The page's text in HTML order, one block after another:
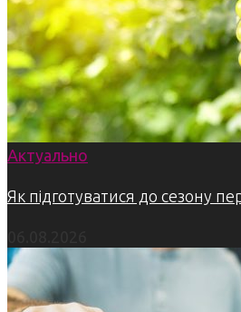
Актуально
Як підготуватися до сезону